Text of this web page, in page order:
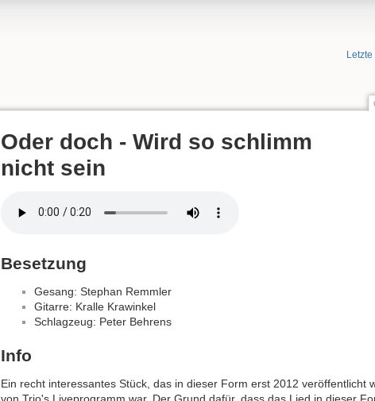
Oder doch - Wird so schlimm
nicht sein
Besetzung
Gesang: Stephan Remmler
Gitarre: Kralle Krawinkel
Schlagzeug: Peter Behrens
Info
Ein recht interessantes Stück, das in dieser Form erst 2012 veröffentlicht
von Trio's Liveprogramm war. Der Grund dafür, dass das Lied in dieser